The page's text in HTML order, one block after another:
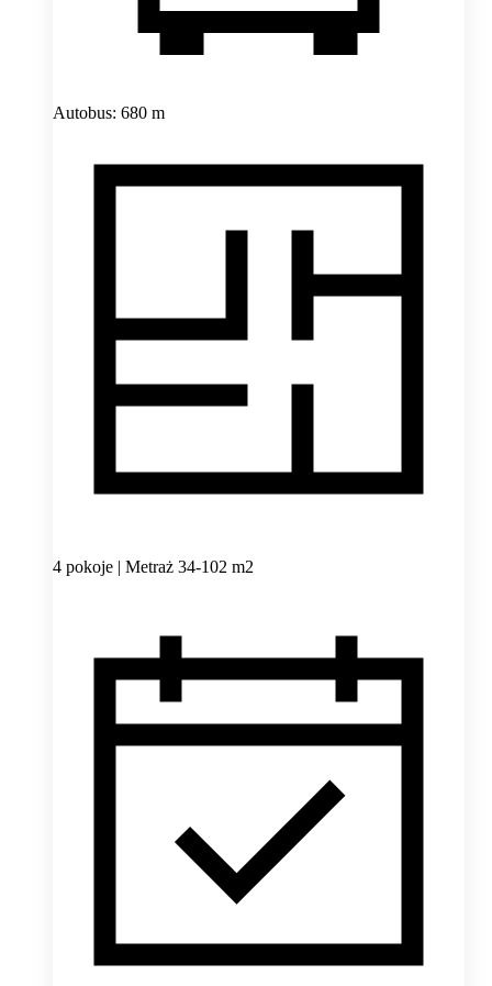
Autobus: 680 m
4 pokoje | Metraż 34-102 m2